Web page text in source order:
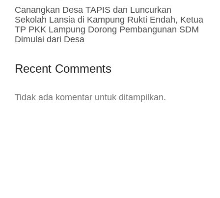
Canangkan Desa TAPIS dan Luncurkan
Sekolah Lansia di Kampung Rukti Endah, Ketua
TP PKK Lampung Dorong Pembangunan SDM
Dimulai dari Desa
Recent Comments
Tidak ada komentar untuk ditampilkan.